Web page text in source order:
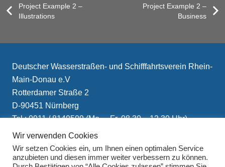
Project Example 2 –
Illustrations
Project Example 2 –
Business
Deutscher Wasserstraßen- und Schifffahrtsverein Rhein-
Main-Donau e.V
Rotterdamer Straße 2
D-90451 Nürnberg
Tel.: 0911 / 8149509 (Mo. – Fr. 08.30 – 12.30 Uhr)
E-Mail: info(at)schifffahrtsverein.de
Wir verwenden Cookies
Wir setzen Cookies ein, um Ihnen einen optimalen Service
anzubieten und diesen immer weiter verbessern zu können.